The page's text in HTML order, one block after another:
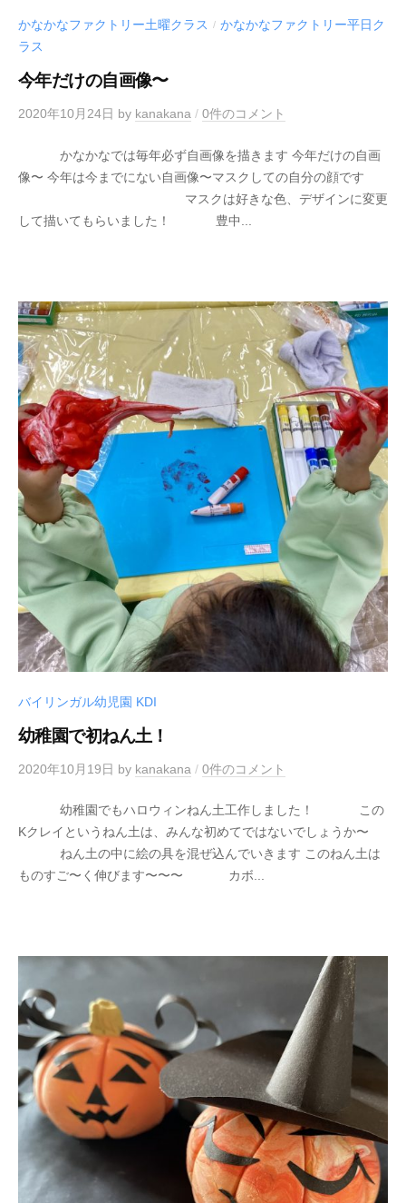
かなかなファクトリー土曜クラス / かなかなファクトリー平日ク
ラス
今年だけの自画像〜
2020年10月24日 by kanakana / 0件のコメント
かなかなでは毎年必ず自画像を描きます 今年だけの自画
像〜 今年は今までにない自画像〜マスクしての自分の顔です
マスクは好きな色、デザインに変更
して描いてもらいました！ 豊中...
バイリンガル幼児園 KDI
幼稚園で初ねん土！
2020年10月19日 by kanakana / 0件のコメント
幼稚園でもハロウィンねん土工作しました！ この
Kクレイというねん土は、みんな初めてではないでしょうか〜
ねん土の中に絵の具を混ぜ込んでいきます このねん土は
ものすご〜く伸びます〜〜〜 カボ...